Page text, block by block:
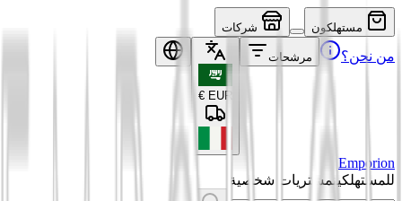
مستهلكون شركات
من نحن؟ مرشحات
EUR
€
Emporion
للمستهلكينمشتريات شخصية